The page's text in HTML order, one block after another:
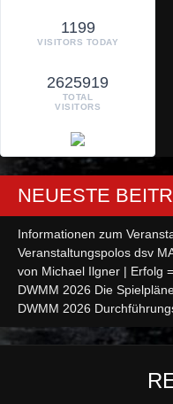
1199
VISITORS TODAY
2625919
TOTAL
VISITORS
NEUESTE
Informationen zum
Veranstaltungspolos dsv
von Michael Ilgner | Erfolg
DWMM 2026 Die
DWMM 2026